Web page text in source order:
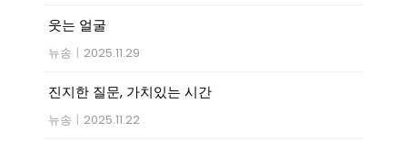
웃는 얼굴
뉴송 | 2025.11.29
진지한 질문, 가치있는 시간
뉴송 | 2025.11.22